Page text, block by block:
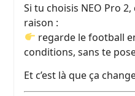
Si tu choisis NEO Pro
raison :
regarde le football
conditions, sans te
Et c’est là que ça